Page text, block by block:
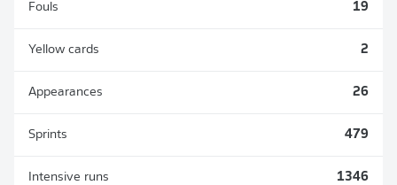
Fouls 19
Yellow cards 2
Appearances 26
Sprints 479
Intensive runs 1346